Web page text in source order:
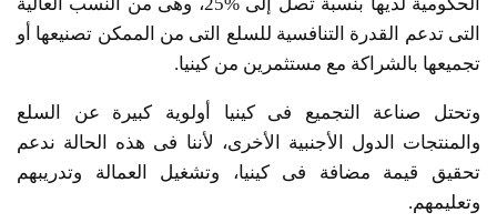
التى تدعم القدرة التنافسية للسلع التى من الممكن تصنيعها أو
تجميعها بالشراكة مع مستثمرين من كينيا.
وتحتل صناعة التجميع فى كينيا أولوية كبيرة عن السلع
والمنتجات الدول الأجنبية الأخرى، لأننا فى هذه الحالة ندعم
تحقيق قيمة مضافة فى كينيا، وتشغيل العمالة وتدريبهم
وتعليمهم.